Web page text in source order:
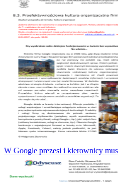
W Google prezesi i kierownicy